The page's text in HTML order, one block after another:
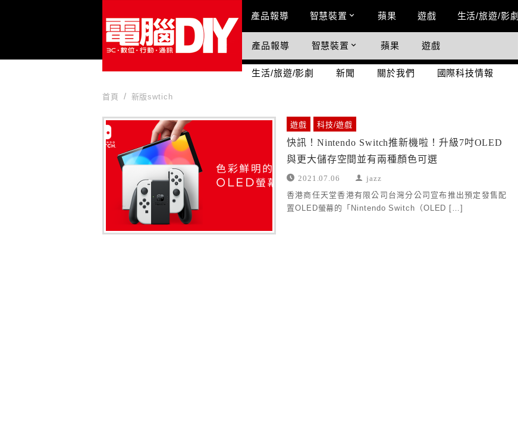
Main Menu
產品報導 智慧裝置 蘋果 遊戲 生活/旅遊/影劇
國際科技情報
產品報導 智慧裝置 蘋果 遊戲
生活/旅遊/影劇 新聞 關於我們 國際科技情報
首頁 新版swtich
新版swtich 遊戲 科技/遊戲
快訊！Nintendo Switch推新機啦！升級7吋OLED
與更大儲存空間並有兩種顏色可選
2021.07.06 jazz
香港商任天堂香港有限公司台灣分公司宣布推出預定發售配
置OLED螢幕的「Nintendo Switch（OLED […]